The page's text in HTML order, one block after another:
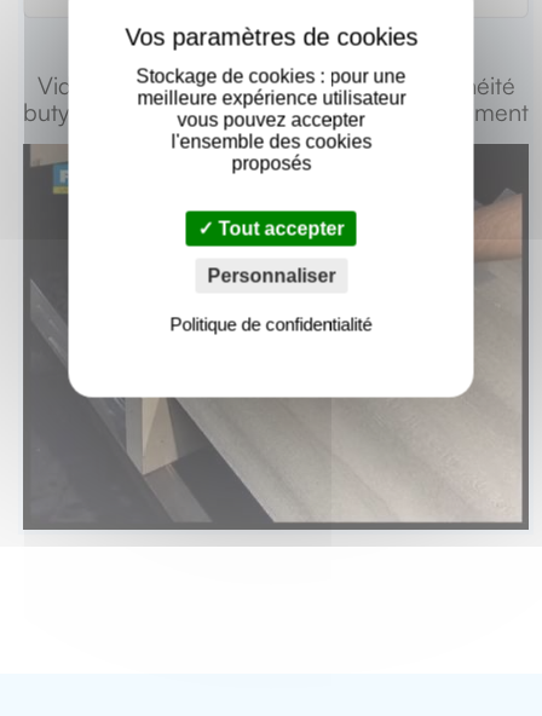
Vidéo de mise en oeuvre : Joint d’étanchéité
butyl Ø9.5 pour couverture plaque fibro-ciment
Stockage de cookies : pour une
meilleure expérience utilisateur
vous pouvez accepter
l'ensemble des cookies
proposés
Tout accepter
Personnaliser
Politique de confidentialité